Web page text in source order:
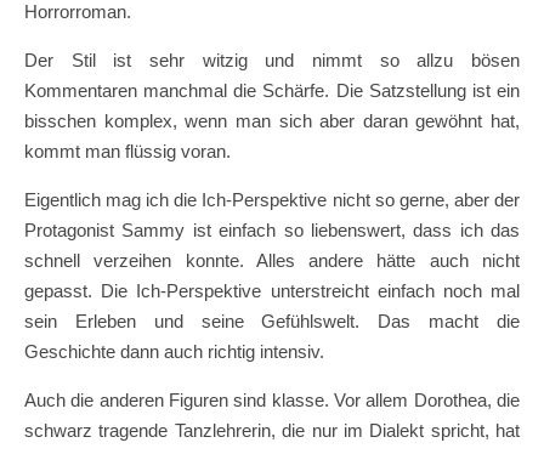
Horrorroman.
Der Stil ist sehr witzig und nimmt so allzu bösen
Kommentaren manchmal die Schärfe. Die Satzstellung ist ein
bisschen komplex, wenn man sich aber daran gewöhnt hat,
kommt man flüssig voran.
Eigentlich mag ich die Ich-Perspektive nicht so gerne, aber der
Protagonist Sammy ist einfach so liebenswert, dass ich das
schnell verzeihen konnte. Alles andere hätte auch nicht
gepasst. Die Ich-Perspektive unterstreicht einfach noch mal
sein Erleben und seine Gefühlswelt. Das macht die
Geschichte dann auch richtig intensiv.
Auch die anderen Figuren sind klasse. Vor allem Dorothea, die
schwarz tragende Tanzlehrerin, die nur im Dialekt spricht, hat